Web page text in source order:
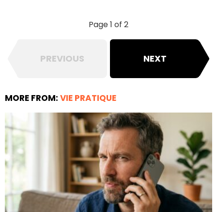
Page 1 of 2
PREVIOUS NEXT
MORE FROM: VIE PRATIQUE